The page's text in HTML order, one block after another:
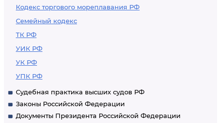
Кодекс торгового мореплавания РФ
Семейный кодекс
ТК РФ
УИК РФ
УК РФ
УПК РФ
Судебная практика высших судов РФ
Законы Российской Федерации
Документы Президента Российской Федерации